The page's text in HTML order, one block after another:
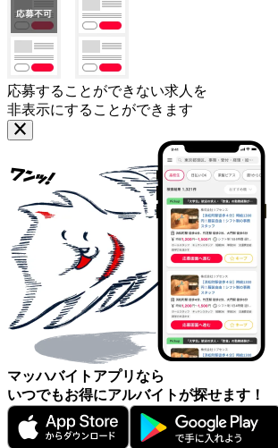
応募することができない求人を
非表示にすることができます
マッハバイトアプリなら
いつでもお得にアルバイトが探せます！